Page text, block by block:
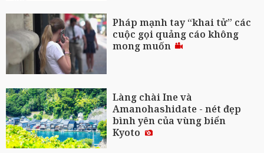
Pháp mạnh tay “khai tử” các
cuộc gọi quảng cáo không
mong muốn
Làng chài Ine và
Amanohashidate - nét đẹp
bình yên của vùng biển
Kyoto